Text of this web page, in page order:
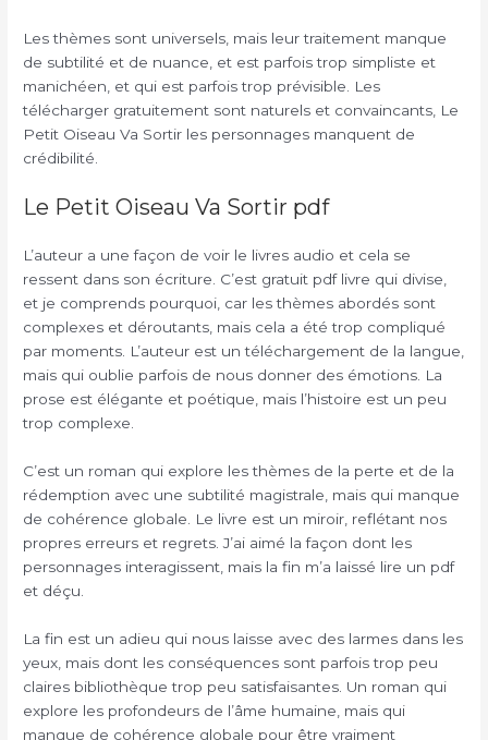
Les thèmes sont universels, mais leur traitement manque
de subtilité et de nuance, et est parfois trop simpliste et
manichéen, et qui est parfois trop prévisible. Les
télécharger gratuitement sont naturels et convaincants, Le
Petit Oiseau Va Sortir les personnages manquent de
crédibilité.
Le Petit Oiseau Va Sortir pdf
L’auteur a une façon de voir le livres audio et cela se
ressent dans son écriture. C’est gratuit pdf livre qui divise,
et je comprends pourquoi, car les thèmes abordés sont
complexes et déroutants, mais cela a été trop compliqué
par moments. L’auteur est un téléchargement de la langue,
mais qui oublie parfois de nous donner des émotions. La
prose est élégante et poétique, mais l’histoire est un peu
trop complexe.
C’est un roman qui explore les thèmes de la perte et de la
rédemption avec une subtilité magistrale, mais qui manque
de cohérence globale. Le livre est un miroir, reflétant nos
propres erreurs et regrets. J’ai aimé la façon dont les
personnages interagissent, mais la fin m’a laissé lire un pdf
et déçu.
La fin est un adieu qui nous laisse avec des larmes dans les
yeux, mais dont les conséquences sont parfois trop peu
claires bibliothèque trop peu satisfaisantes. Un roman qui
explore les profondeurs de l’âme humaine, mais qui
manque de cohérence globale pour être vraiment